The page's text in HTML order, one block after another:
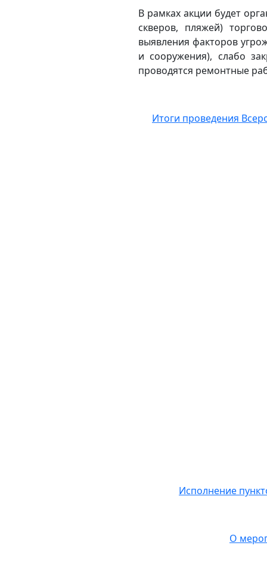
В рамках акции будет
скверов, пляжей)
выявления факторов
и сооружения), слабо
проводятся ремонтные
Итоги проведения
Исполнение
О